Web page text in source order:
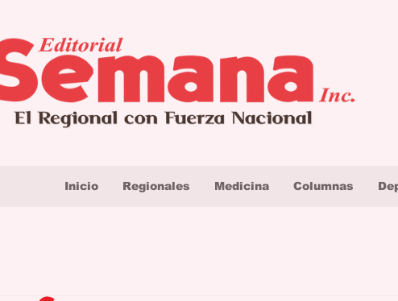
Inicio Regionales Medicina Columnas